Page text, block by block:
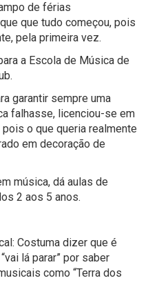
de férias
que tudo começou, pois
pela primeira vez.
a Escola de Música de
garantir sempre uma
falhasse, licenciou-se em
o que queria realmente
em decoração de
música, dá aulas de
2 aos 5 anos.
Costuma dizer que é
lá parar” por saber
como “Terra dos